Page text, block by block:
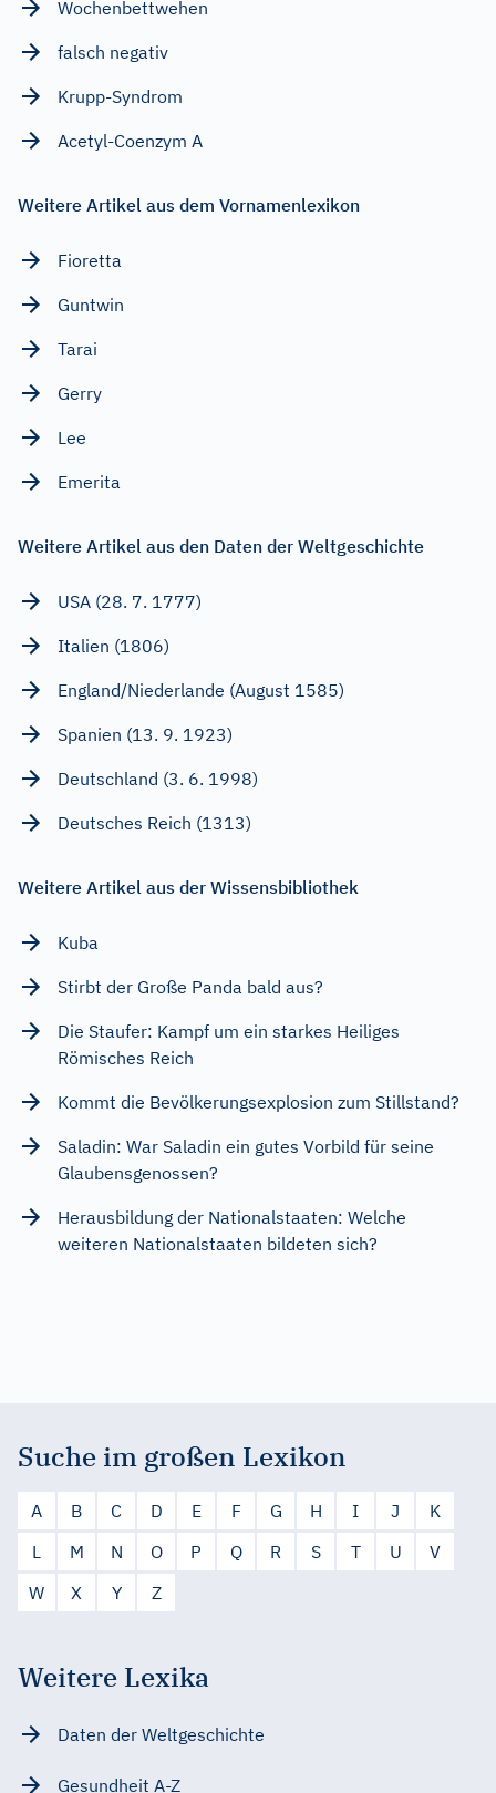
Wochenbettwehen
falsch negativ
Krupp-Syndrom
Acetyl-Coenzym A
Weitere Artikel aus dem Vornamenlexikon
Fioretta
Guntwin
Tarai
Gerry
Lee
Emerita
Weitere Artikel aus den Daten der Weltgeschichte
USA (28. 7. 1777)
Italien (1806)
England/Niederlande (August 1585)
Spanien (13. 9. 1923)
Deutschland (3. 6. 1998)
Deutsches Reich (1313)
Weitere Artikel aus der Wissensbibliothek
Kuba
Stirbt der Große Panda bald aus?
Die Staufer: Kampf um ein starkes Heiliges
Römisches Reich
Kommt die Bevölkerungsexplosion zum Stillstand?
Saladin: War Saladin ein gutes Vorbild für seine
Glaubensgenossen?
Herausbildung der Nationalstaaten: Welche
weiteren Nationalstaaten bildeten sich?
Suche im großen Lexikon
A B C D E F G H I J
K
L
M N O P Q R S T U
V
W
X Y Z
Weitere Lexika
Daten der Weltgeschichte
Gesundheit A-Z